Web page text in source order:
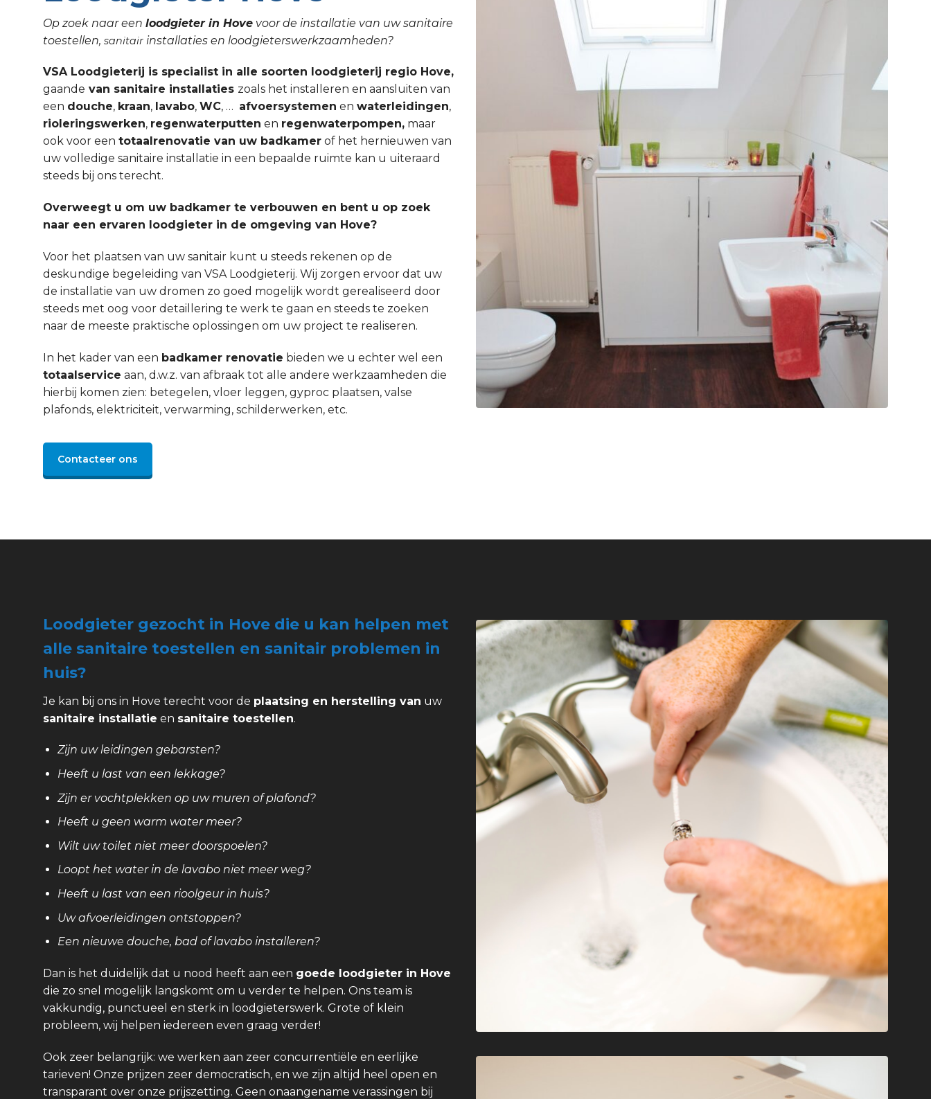
Op zoek naar een loodgieter in Hove voor de installatie van uw sanitaire
toestellen, sanitair installaties en loodgieterswerkzaamheden?
VSA Loodgieterij is specialist in alle soorten loodgieterij regio Hove,
gaande van sanitaire installaties zoals het installeren en aansluiten van
een douche, kraan, lavabo, WC, … afvoersystemen en waterleidingen,
rioleringswerken, regenwaterputten en regenwaterpompen, maar
ook voor een totaalrenovatie van uw badkamer of het hernieuwen van
uw volledige sanitaire installatie in een bepaalde ruimte kan u uiteraard
steeds bij ons terecht.
Overweegt u om uw badkamer te verbouwen en bent u op zoek
naar een ervaren loodgieter in de omgeving van Hove?
Voor het plaatsen van uw sanitair kunt u steeds rekenen op de
deskundige begeleiding van VSA Loodgieterij. Wij zorgen ervoor dat uw
de installatie van uw dromen zo goed mogelijk wordt gerealiseerd door
steeds met oog voor detaillering te werk te gaan en steeds te zoeken
naar de meeste praktische oplossingen om uw project te realiseren.
In het kader van een badkamer renovatie bieden we u echter wel een
totaalservice aan, d.w.z. van afbraak tot alle andere werkzaamheden die
hierbij komen zien: betegelen, vloer leggen, gyproc plaatsen, valse
plafonds, elektriciteit, verwarming, schilderwerken, etc.
Contacteer ons
Loodgieter gezocht in Hove die u kan helpen met
alle sanitaire toestellen en sanitair problemen in
huis?
Je kan bij ons in Hove terecht voor de plaatsing en herstelling van uw
sanitaire installatie en sanitaire toestellen.
Zijn uw leidingen gebarsten?
Heeft u last van een lekkage?
Zijn er vochtplekken op uw muren of plafond?
Heeft u geen warm water meer?
Wilt uw toilet niet meer doorspoelen?
Loopt het water in de lavabo niet meer weg?
Heeft u last van een rioolgeur in huis?
Uw afvoerleidingen ontstoppen?
Een nieuwe douche, bad of lavabo installeren?
Dan is het duidelijk dat u nood heeft aan een goede loodgieter in Hove
die zo snel mogelijk langskomt om u verder te helpen. Ons team is
vakkundig, punctueel en sterk in loodgieterswerk. Grote of klein
probleem, wij helpen iedereen even graag verder!
Ook zeer belangrijk: we werken aan zeer concurrentiële en eerlijke
tarieven! Onze prijzen zeer democratisch, en we zijn altijd heel open en
transparant over onze prijszetting. Geen onaangename verassingen bij